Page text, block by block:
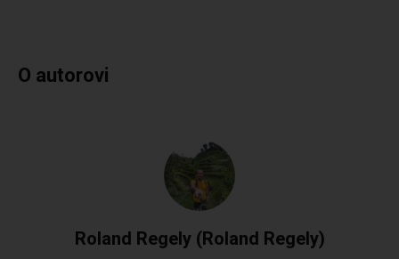
O autorovi
Roland Regely (Roland Regely)